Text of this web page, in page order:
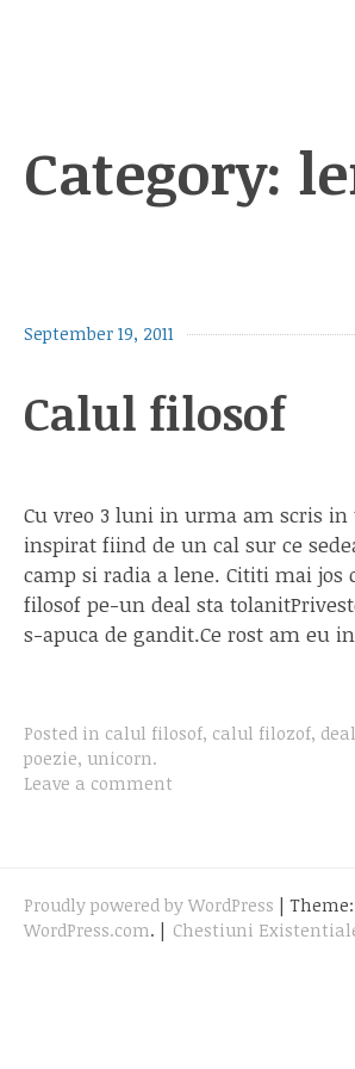
Category:
September 19, 2011
Calul filosof
Cu vreo 3 luni in urma am scris in
inspirat fiind de un cal sur ce
camp si radia a lene. Cititi mai jos
filosof pe-un deal sta
s-apuca de gandit.Ce rost am eu
Posted in calul filosof, calul filozof, deal
poezie, unicorn.
Leave a comment
Proudly powered by WordPress |
WordPress.com. | Chestiuni